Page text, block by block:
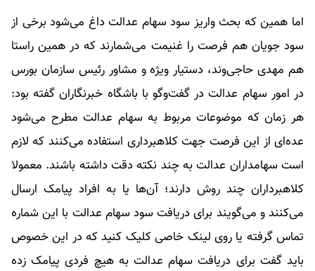
اما همین که بحث واریز سود سهام عدالت داغ می‌شود برخی از
سود جویان هم فرصت را غنیمت می‌شمارند که در همین راستا
هم مهدی حاجی‌وند، دستیار ویژه و مشاور رئیس سازمان بورس
در امور سهام عدالت در گفت‌وگو با باشگاه خبرنگاران گفته بود:
هر زمان که موضوعات مربوط به سهام عدالت مطرح می‌شود
عده‌ای از این فرصت جهت کلاهبرداری استفاده می‌کنند که لازم
است سهامداران عدالت به چند نکته دقت داشته باشند. معمولا
کلاهبرداران چند روش دارند؛ آن‌ها یا به افراد پیامک ارسال
می‌کنند و می‌گویند برای دریافت سود سهام عدالت با این شماره
تماس گرفته یا روی لینک خاصی کلیک کنید که در این خصوص
باید گفت برای دریافت سهام عدالت به هیچ فردی پیامک زده